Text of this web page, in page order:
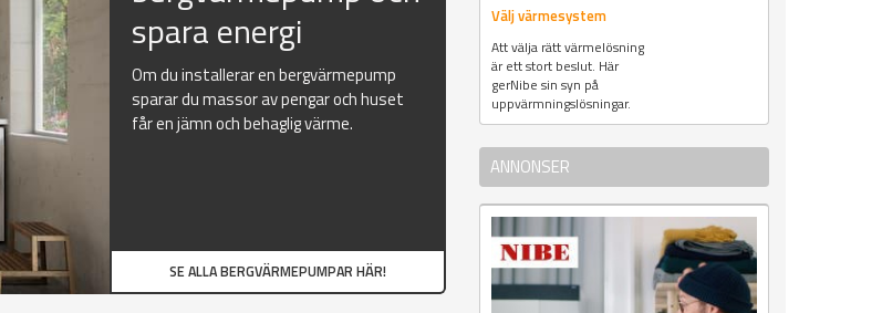
spara energi
Om du installerar en bergvärmepump
sparar du massor av pengar och huset
får en jämn och behaglig värme.
SE ALLA BERGVÄRMEPUMPAR HÄR!
Välj värmesystem
Att välja rätt värmelösning
är ett stort beslut. Här
gerNibe sin syn på
uppvärmningslösningar.
ANNONSER